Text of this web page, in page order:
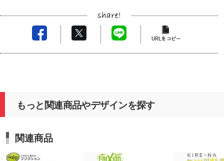
もっと関連商品やデザインを探す
関連商品